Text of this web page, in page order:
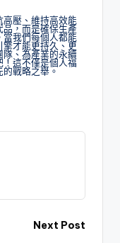
高壓、維持高效能
品，而是確保生產
當我們每個人都能
才能更持久、更
隊、為產業的永續
這不僅是個人福
戰略之舉。
Next Post